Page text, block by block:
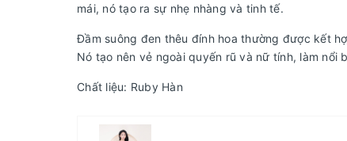
mái, nó tạo ra sự nhẹ nhàng và tinh tế.
Đầm suông đen thêu đính hoa thường được kết
Nó tạo nên vẻ ngoài quyến rũ và nữ tính, làm
Chất liệu: Ruby Hàn